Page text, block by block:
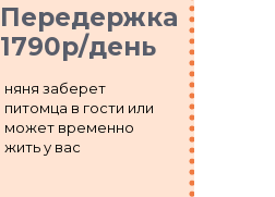
Передержка
1790р/день
няня заберет
питомца в гости или
может временно
жить у вас